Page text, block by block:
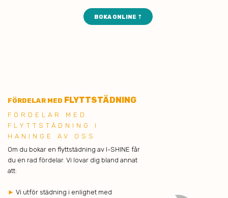
BOKA ONLINE ⇡
FÖRDELAR MED FLYTTSTÄDNING
FÖRDELAR MED
FLYTTSTÄDNING I
HANINGE AV OSS
Om du bokar en flyttstädning av I-SHINE får
du en rad fördelar. Vi lovar dig bland annat
att:
► Vi utför städning i enlighet med